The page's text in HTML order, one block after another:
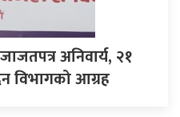
अनिवार्य, २१
विभागको आग्रह